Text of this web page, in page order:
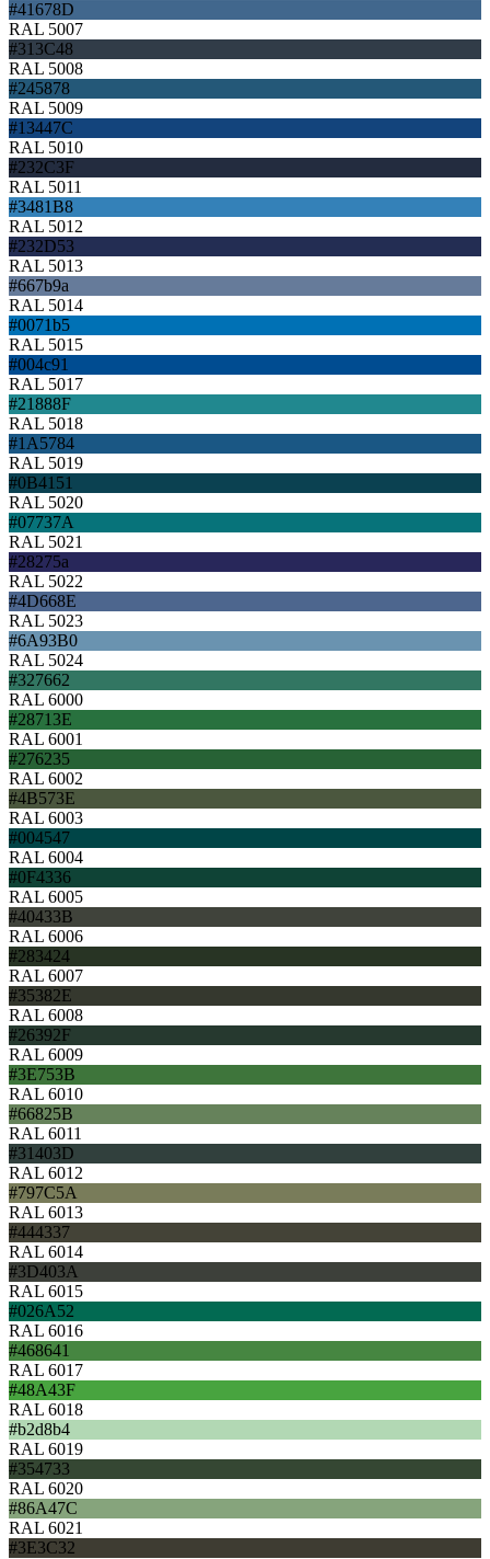
#41678D
RAL 5007
#313C48
RAL 5008
#245878
RAL 5009
#13447C
RAL 5010
#232C3F
RAL 5011
#3481B8
RAL 5012
#232D53
RAL 5013
#667b9a
RAL 5014
#0071b5
RAL 5015
#004c91
RAL 5017
#21888F
RAL 5018
#1A5784
RAL 5019
#0B4151
RAL 5020
#07737A
RAL 5021
#28275a
RAL 5022
#4D668E
RAL 5023
#6A93B0
RAL 5024
#327662
RAL 6000
#28713E
RAL 6001
#276235
RAL 6002
#4B573E
RAL 6003
#004547
RAL 6004
#0F4336
RAL 6005
#40433B
RAL 6006
#283424
RAL 6007
#35382E
RAL 6008
#26392F
RAL 6009
#3E753B
RAL 6010
#66825B
RAL 6011
#31403D
RAL 6012
#797C5A
RAL 6013
#444337
RAL 6014
#3D403A
RAL 6015
#026A52
RAL 6016
#468641
RAL 6017
#48A43F
RAL 6018
#b2d8b4
RAL 6019
#354733
RAL 6020
#86A47C
RAL 6021
#3E3C32